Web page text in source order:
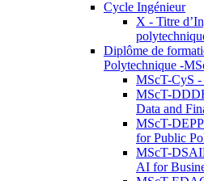
Cycle Ingénieur
X - Titre
Diplôme de
Polytechnique -
MScT-CyS
MScT-
Data and
MScT-
for Public
MScT-
AI for